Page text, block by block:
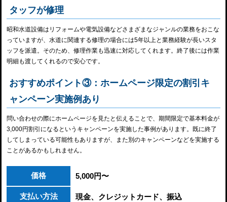
タッフが修理
昭和水道設備はリフォームや電気設備などさまざまなジャンルの業務をおこな
っていますが、水道に関連する修理の場合には5年以上と業務経験が長いスタ
ッフを派遣。そのため、修理作業も迅速に対応してくれます。終了後には作業
明細も渡してくれるので安心です。
おすすめポイント③：ホームページ限定の割引キ
ャンペーン実施例あり
問い合わせの際にホームページを見たと伝えることで、期間限定で基本料金が
3,000円割引になるというキャンペーンを実施した事例があります。既に終了
してしまっている可能性もありますが、また別のキャンペーンなどを実施する
ことがあるかもしれません。
価格 5,000円〜
支払い方法 現金、クレジットカード、振込